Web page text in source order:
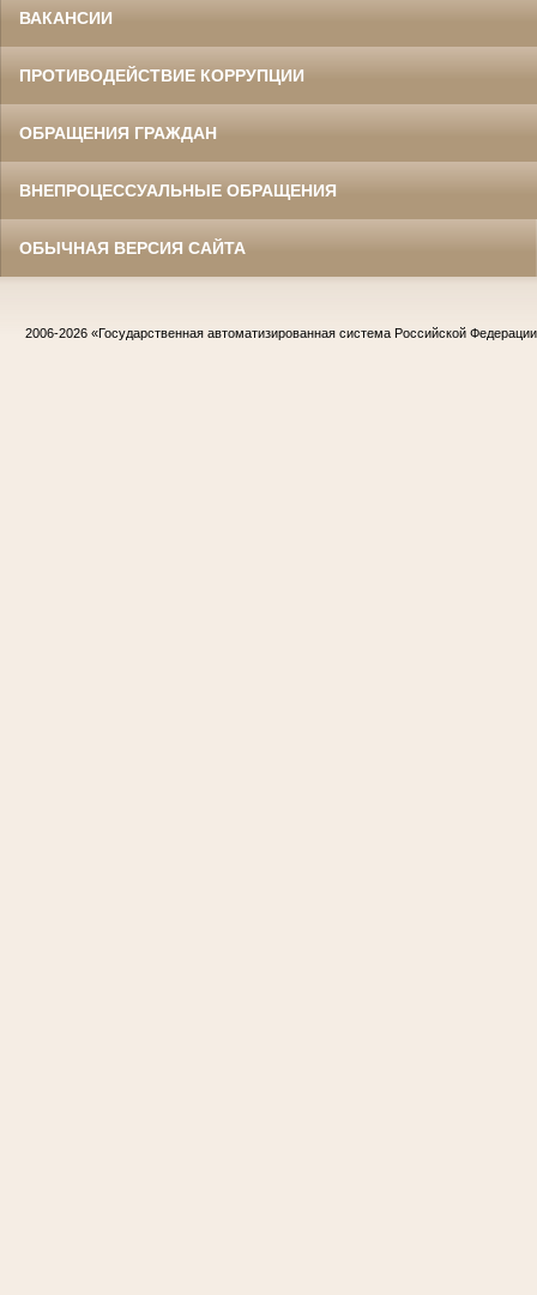
ВАКАНСИИ
ПРОТИВОДЕЙСТВИЕ КОРРУПЦИИ
ОБРАЩЕНИЯ ГРАЖДАН
ВНЕПРОЦЕССУАЛЬНЫЕ ОБРАЩЕНИЯ
ОБЫЧНАЯ ВЕРСИЯ САЙТА
2006-2026 «Государственная автоматизированная система Российской